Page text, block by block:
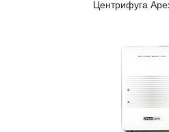
Центрифуга